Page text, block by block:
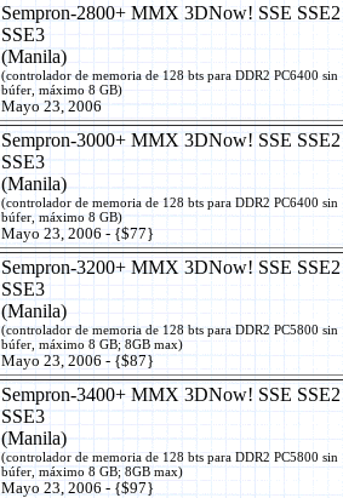
Sempron-2800+ MMX 3DNow! SSE SSE2
SSE3
(Manila)
(controlador de memoria de 128 bts para DDR2 PC6400 sin
búfer, máximo 8 GB)
Mayo 23, 2006
Sempron-3000+ MMX 3DNow! SSE SSE2
SSE3
(Manila)
(controlador de memoria de 128 bts para DDR2 PC6400 sin
búfer, máximo 8 GB)
Mayo 23, 2006 - {$77}
Sempron-3200+ MMX 3DNow! SSE SSE2
SSE3
(Manila)
(controlador de memoria de 128 bts para DDR2 PC5800 sin
búfer, máximo 8 GB; 8GB max)
Mayo 23, 2006 - {$87}
Sempron-3400+ MMX 3DNow! SSE SSE2
SSE3
(Manila)
(controlador de memoria de 128 bts para DDR2 PC5800 sin
búfer, máximo 8 GB; 8GB max)
Mayo 23, 2006 - {$97}